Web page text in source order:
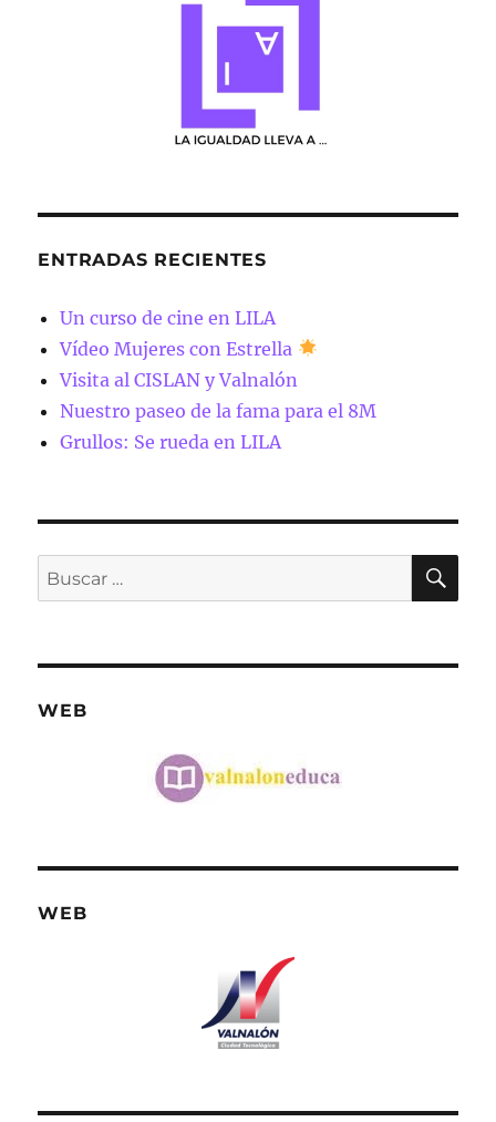
ENTRADAS RECIENTES
Un curso de cine en LILA
Vídeo Mujeres con Estrella
Visita al CISLAN y Valnalón
Nuestro paseo de la fama para el 8M
Grullos: Se rueda en LILA
Buscar
por:
WEB
WEB